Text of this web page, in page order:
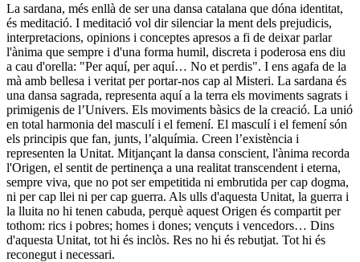
La sardana, més enllà de ser una dansa catalana que dóna identitat,
és meditació. I meditació vol dir silenciar la ment dels prejudicis,
interpretacions, opinions i conceptes apresos a fi de deixar parlar
l'ànima que sempre i d'una forma humil, discreta i poderosa ens diu
a cau d'orella: "Per aquí, per aquí… No et perdis". I ens agafa de la
mà amb bellesa i veritat per portar-nos cap al Misteri. La sardana és
una dansa sagrada, representa aquí a la terra els moviments sagrats i
primigenis de l’Univers. Els moviments bàsics de la creació. La unió
en total harmonia del masculí i el femení. El masculí i el femení són
els principis que fan, junts, l’alquímia. Creen l’existència i
representen la Unitat. Mitjançant la dansa conscient, l'ànima recorda
l'Origen, el sentit de pertinença a una realitat transcendent i eterna,
sempre viva, que no pot ser empetitida ni embrutida per cap dogma,
ni per cap llei ni per cap guerra. Als ulls d'aquesta Unitat, la guerra i
la lluita no hi tenen cabuda, perquè aquest Origen és compartit per
tothom: rics i pobres; homes i dones; vençuts i vencedors… Dins
d'aquesta Unitat, tot hi és inclòs. Res no hi és rebutjat. Tot hi és
reconegut i necessari.